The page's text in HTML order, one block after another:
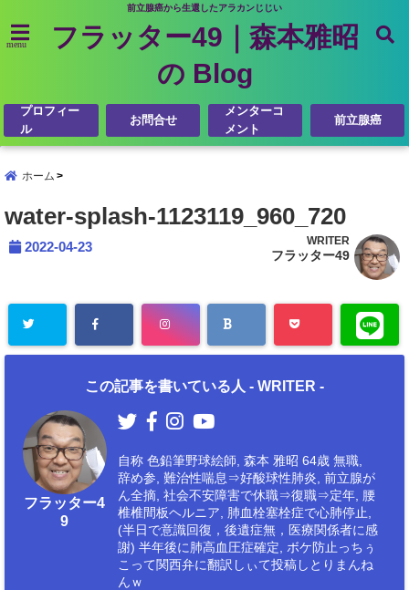
前立腺癌から生還したアラカンじじい
menu
フラッター49｜森本雅昭
の Blog
プロフィー
ル
お問合せ
メンターコ
メント
前立腺癌
ホーム
water-splash-1123119_960_720
2022-04-23 WRITER
フラッター49
この記事を書いている人 - WRITER -
フラッター4
9
自称 色鉛筆野球絵師, 森本 雅昭 64歳 無職,
辞め参, 難治性喘息⇒好酸球性肺炎, 前立腺が
ん全摘, 社会不安障害で休職⇒復職⇒定年, 腰
椎椎間板ヘルニア, 肺血栓塞栓症で心肺停止,
(半日で意識回復，後遺症無，医療関係者に感
謝) 半年後に肺高血圧症確定, ボケ防止っちぅ
こって関西弁に翻訳しぃて投稿しとりまんね
んｗ